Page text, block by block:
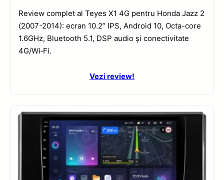
Review complet al Teyes X1 4G pentru Honda Jazz 2
(2007-2014): ecran 10.2” IPS, Android 10, Octa-core
1.6GHz, Bluetooth 5.1, DSP audio și conectivitate
4G/Wi‑Fi.
Vezi review!